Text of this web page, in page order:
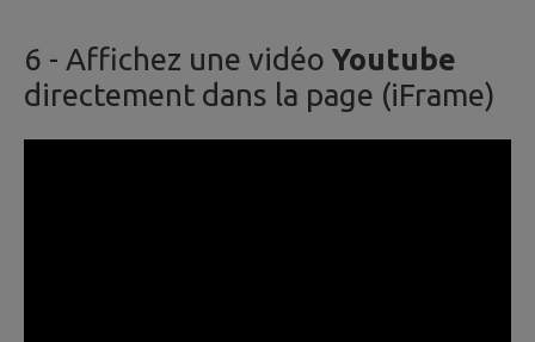
6 - Affichez une vidéo Youtube
directement dans la page (iFrame)